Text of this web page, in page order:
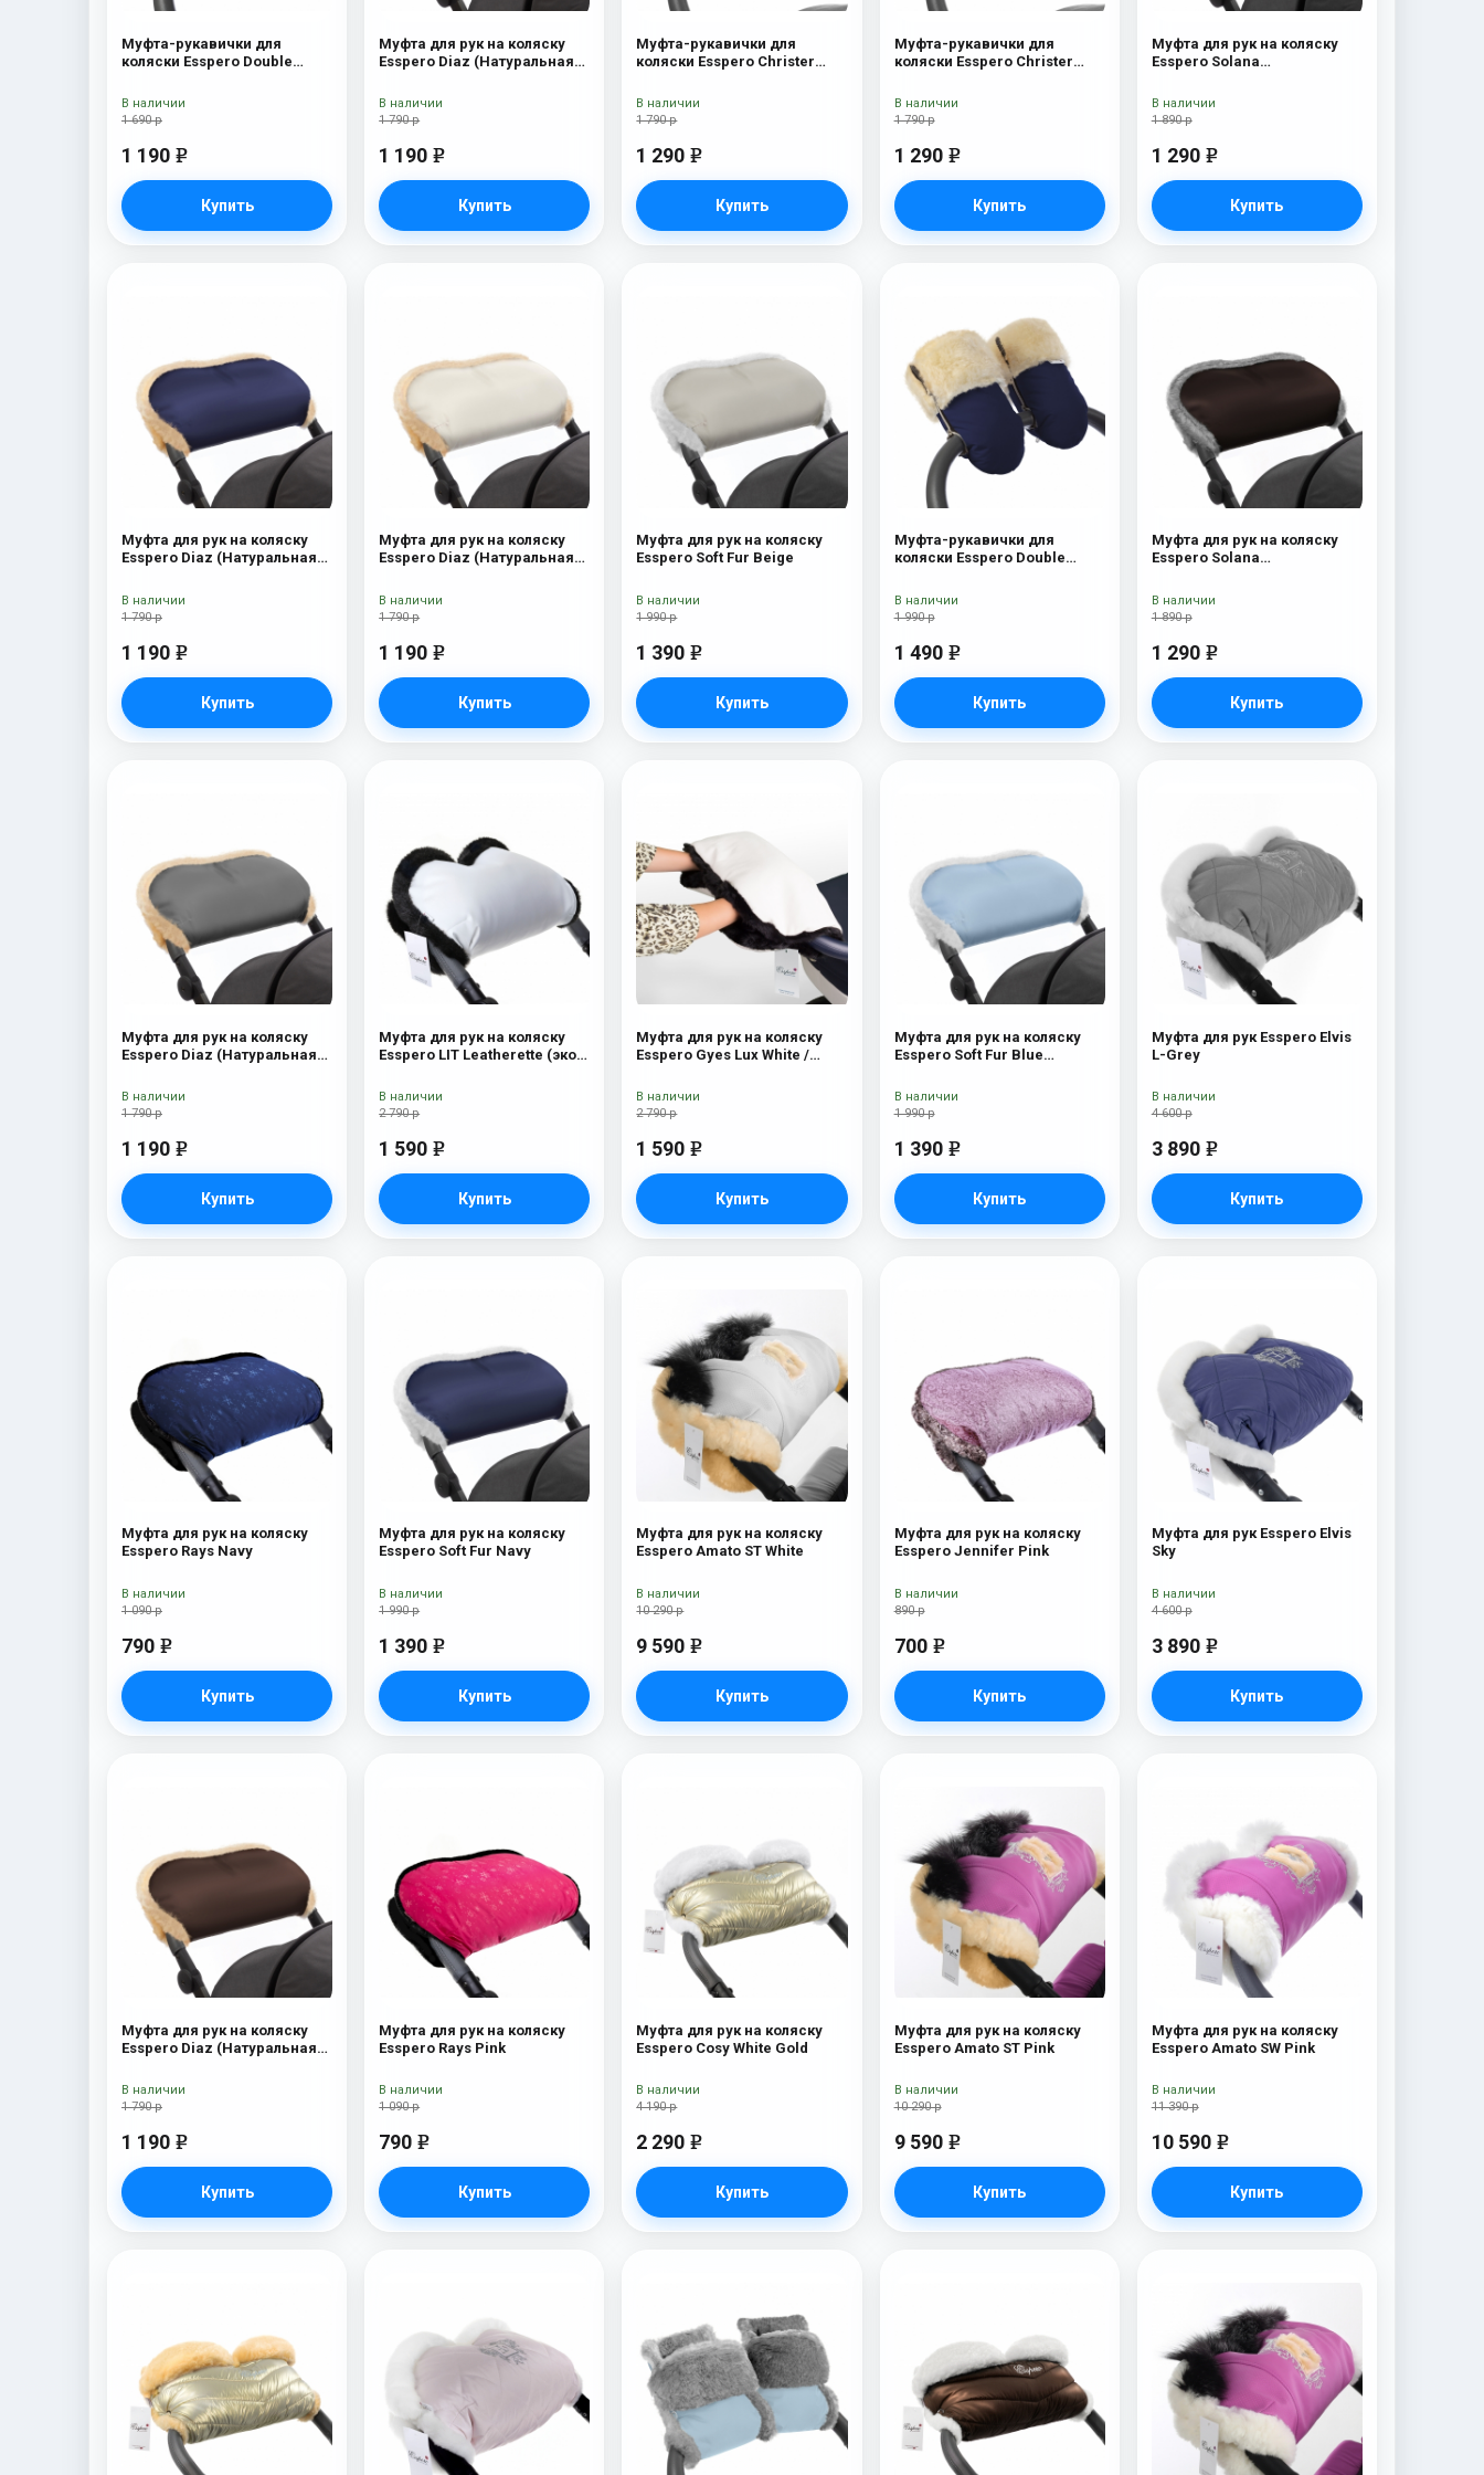
Муфта-рукавички для
коляски Esspero Double
Mountain
1 690 р
1 190 e
Купить
В наличии
Муфта для рук на коляску
Esspero Diaz (Натуральная
1 790 р
1 190 e
Купить
В наличии
Муфта-рукавички для
коляски Esspero Christer
Chocolat
1 790 р
1 290 e
Купить
В наличии
Муфта-рукавички для
коляски Esspero Christer
1 790 р
1 290 e
Купить
В наличии
Муфта для рук на коляску
Esspero Solana
Ocean
1 890 р
1 290 e
Купить
В наличии
Муфта для рук на коляску
Esspero Diaz (Натуральная
1 790 р
1 190 e
Купить
В наличии
Муфта для рук на коляску
Esspero Diaz (Натуральная
1 790 р
1 190 e
Купить
В наличии
Муфта для рук на коляску
Esspero Soft Fur Beige
1 990 р
1 390 e
Купить
В наличии
Муфта-рукавички для
коляски Esspero Double
1 990 р
1 490 e
Купить
В наличии
Муфта для рук на коляску
Esspero Solana
Brown
1 890 р
1 290 e
Купить
В наличии
Муфта для рук на коляску
Esspero Diaz (Натуральная
1 790 р
1 190 e
Купить
В наличии
Муфта для рук на коляску
Esspero LIT Leatherette (эко-
2 790 р
1 590 e
Купить
В наличии
Муфта для рук на коляску
Esspero Gуеs Lux White /
2 790 р
1 590 e
Купить
В наличии
Муфта для рук на коляску
Esspero Soft Fur Blue
1 990 р
1 390 e
Купить
В наличии
Муфта для рук Esspero Elvis
L-Grey
4 600 р
3 890 e
Купить
В наличии
Муфта для рук на коляску
Esspero Rays Navy
1 090 р
790 e
Купить
В наличии
Муфта для рук на коляску
Esspero Soft Fur Navy
1 990 р
1 390 e
Купить
В наличии
Муфта для рук на коляску
Esspero Amato ST White
10 290 р
9 590 e
Купить
В наличии
Муфта для рук на коляску
Esspero Jennifer Pink
890 р
700 e
Купить
В наличии
Муфта для рук Esspero Elvis
Sky
4 600 р
3 890 e
Купить
В наличии
Муфта для рук на коляску
Esspero Diaz (Натуральная
1 790 р
1 190 e
Купить
В наличии
Муфта для рук на коляску
Esspero Rays Pink
1 090 р
790 e
Купить
В наличии
Муфта для рук на коляску
Esspero Cosy White Gold
4 190 р
2 290 e
Купить
В наличии
Муфта для рук на коляску
Esspero Amato ST Pink
10 290 р
9 590 e
Купить
В наличии
Муфта для рук на коляску
Esspero Amato SW Pink
11 390 р
10 590 e
Купить
В наличии